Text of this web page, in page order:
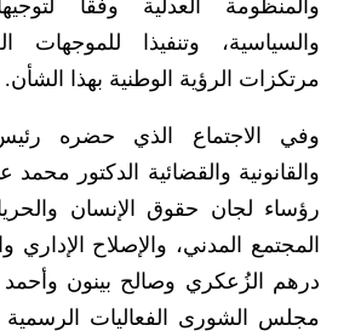
والمنظومة العدلية وفقاً
والسياسية، وتنفيذا للموجهات
مرتكزات الرؤية الوطنية بهذا الشأن.
وفي الاجتماع الذي حضره رئيس
والقانونية والقضائية الدكتور
رؤساء لجان حقوق الإنسان
المجتمع المدني، والإصلاح الإداري
درهم الزُعكري وصالح بينون وأحمد
مجلس الشورى الفعاليات الرسمية